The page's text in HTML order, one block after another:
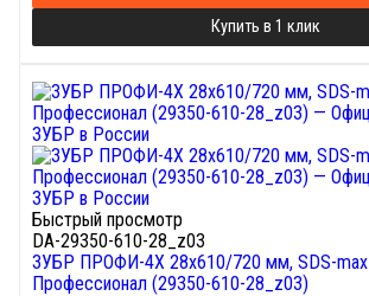
Купить в 1 клик
Быстрый просмотр
DA-29350-610-28_z03
ЗУБР ПРОФИ-4Х 28x610/720 мм, SDS-max
Профессионал (29350-610-28_z03)